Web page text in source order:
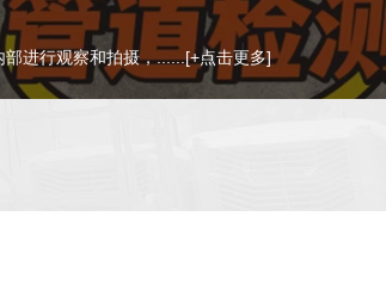
入旧管道内，最后将新......[+点击更多]